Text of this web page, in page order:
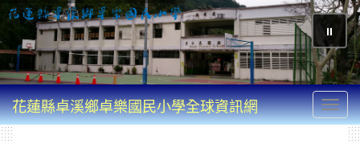
⏸
花蓮縣卓溪鄉卓樂國民小學全球資訊網